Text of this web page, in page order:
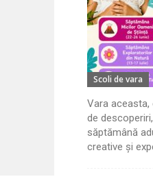
Scoli de vara
Vara
de
săptămână
creative și